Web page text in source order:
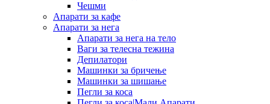
Чешми
Апарати за кафе
Апарати за нега
Апарати за нега на тело
Ваги за телесна тежина
Депилатори
Машинки за бричење
Машинки за шишање
Пегли за коса